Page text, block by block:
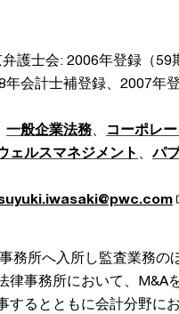
護士会: 2006年登録（59
年会計士補登録、2007年
一般企業法務 コーポレ
ェルスマネジメント 、パ
務所へ入所し監査業務
律事務所において、M&A
するとともに会計分野に